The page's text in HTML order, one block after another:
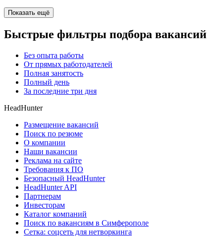
Показать ещё
Быстрые фильтры подбора вакансий
Без опыта работы
От прямых работодателей
Полная занятость
Полный день
За последние три дня
HeadHunter
Размещение вакансий
Поиск по резюме
О компании
Наши вакансии
Реклама на сайте
Требования к ПО
Безопасный HeadHunter
HeadHunter API
Партнерам
Инвесторам
Каталог компаний
Поиск по вакансиям в Симферополе
Сетка: соцсеть для нетворкинга